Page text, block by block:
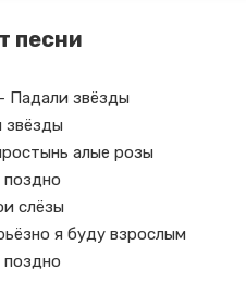
песни
Падали звёзды
звёзды
алые розы
слёзы
я буду взрослым